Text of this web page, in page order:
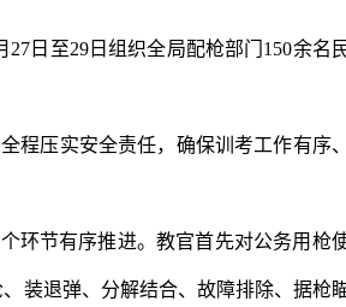
27日至29日组织全局配枪部门150余名
程压实安全责任，确保训考工作有序
环节有序推进。教官首先对公务用枪
装退弹、分解结合、故障排除、据枪